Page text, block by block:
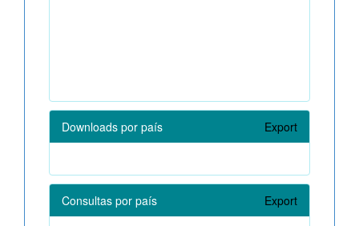
Downloads por país Export
Consultas por país Export